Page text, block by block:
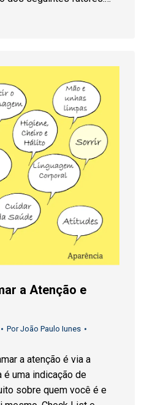
a Atenção e
PorJoão Paulo Iunes
a atenção é via a
é uma indicação de
sobre quem você é e